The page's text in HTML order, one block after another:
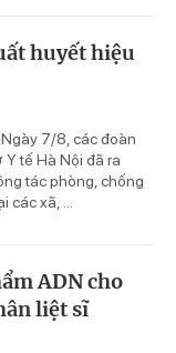
huyết hiệu
7/8, các đoàn
tế Hà Nội đã ra
tác phòng, chống
xã, ...
ADN cho
liệt sĩ